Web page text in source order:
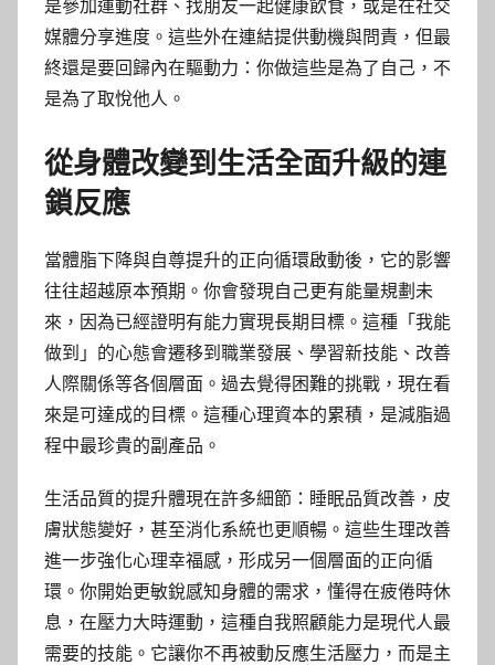
是參加運動社群、找朋友一起健康飲食，或是在社交
媒體分享進度。這些外在連結提供動機與問責，但最
終還是要回歸內在驅動力：你做這些是為了自己，不
是為了取悅他人。
從身體改變到生活全面升級的連
鎖反應
當體脂下降與自尊提升的正向循環啟動後，它的影響
往往超越原本預期。你會發現自己更有能量規劃未
來，因為已經證明有能力實現長期目標。這種「我能
做到」的心態會遷移到職業發展、學習新技能、改善
人際關係等各個層面。過去覺得困難的挑戰，現在看
來是可達成的目標。這種心理資本的累積，是減脂過
程中最珍貴的副產品。
生活品質的提升體現在許多細節：睡眠品質改善，皮
膚狀態變好，甚至消化系統也更順暢。這些生理改善
進一步強化心理幸福感，形成另一個層面的正向循
環。你開始更敏銳感知身體的需求，懂得在疲倦時休
息，在壓力大時運動，這種自我照顧能力是現代人最
需要的技能。它讓你不再被動反應生活壓力，而是主